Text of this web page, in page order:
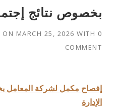
بخصوص نتائج
ON MARCH 25, 2026 WITH 0
COMMENT
إفصاح مكمل لشركة المعامل
الإدارة